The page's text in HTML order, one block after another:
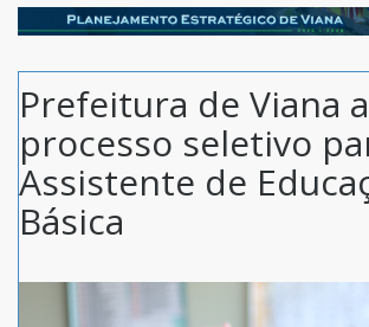
ES
Prefeitura de Viana
processo seletivo
Assistente de
Básica